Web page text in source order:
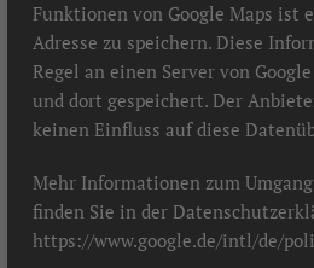
Funktionen von Google Maps ist
Adresse zu speichern. Diese
Regel an einen Server von
und dort gespeichert. Der
keinen Einfluss auf diese
Mehr Informationen zum
finden Sie in der
https://www.google.de/intl/de/